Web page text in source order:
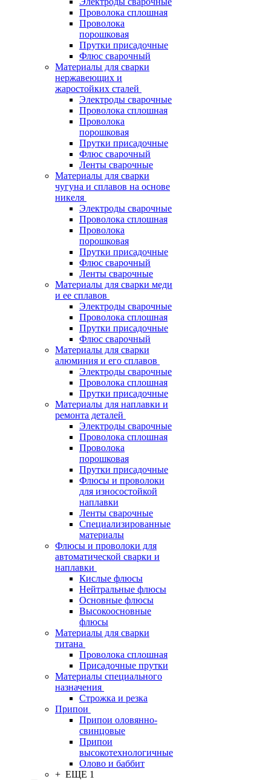
Проволока сплошная
Проволока
порошковая
Прутки присадочные
Флюс сварочный
Материалы для сварки
нержавеющих и
жаростойких сталей
Электроды сварочные
Проволока сплошная
Проволока
порошковая
Прутки присадочные
Флюс сварочный
Ленты сварочные
Материалы для сварки
чугуна и сплавов на основе
никеля
Электроды сварочные
Проволока сплошная
Проволока
порошковая
Прутки присадочные
Флюс сварочный
Ленты сварочные
Материалы для сварки меди
и ее сплавов
Электроды сварочные
Проволока сплошная
Прутки присадочные
Флюс сварочный
Материалы для сварки
алюминия и его сплавов
Электроды сварочные
Проволока сплошная
Прутки присадочные
Материалы для наплавки и
ремонта деталей
Электроды сварочные
Проволока сплошная
Проволока
порошковая
Прутки присадочные
Флюсы и проволоки
для износостойкой
наплавки
Ленты сварочные
Специализированные
материалы
Флюсы и проволоки для
автоматической сварки и
наплавки
Кислые флюсы
Нейтральные флюсы
Основные флюсы
Высокоосновные
флюсы
Материалы для сварки
титана
Проволока сплошная
Присадочные прутки
Материалы специального
назначения
Строжка и резка
Припои
Припои оловянно-
свинцовые
Припои
высокотехнологичные
Олово и баббит
+ ЕЩЕ 1